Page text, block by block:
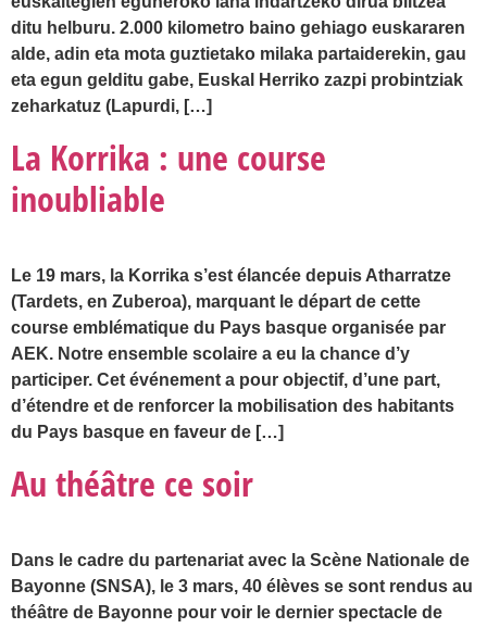
ditu helburu. 2.000 kilometro baino gehiago euskararen
alde, adin eta mota guztietako milaka partaiderekin, gau
eta egun gelditu gabe, Euskal Herriko zazpi probintziak
zeharkatuz (Lapurdi, […]
La Korrika : une course
inoubliable
Le 19 mars, la Korrika s’est élancée depuis Atharratze
(Tardets, en Zuberoa), marquant le départ de cette
course emblématique du Pays basque organisée par
AEK. Notre ensemble scolaire a eu la chance d’y
participer. Cet événement a pour objectif, d’une part,
d’étendre et de renforcer la mobilisation des habitants
du Pays basque en faveur de […]
Au théâtre ce soir
Dans le cadre du partenariat avec la Scène Nationale de
Bayonne (SNSA), le 3 mars, 40 élèves se sont rendus au
théâtre de Bayonne pour voir le dernier spectacle de